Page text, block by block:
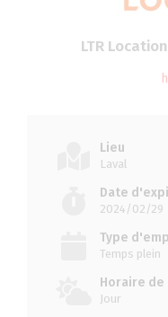
LTR
Lieu
Laval
Date
2024/02/29
Type
Temps plein
Horaire
Jour